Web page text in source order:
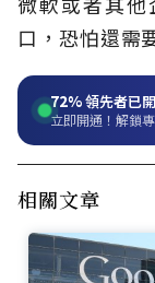
口，恐怕還需
72%領先者已
立即開通！解鎖
相關文章